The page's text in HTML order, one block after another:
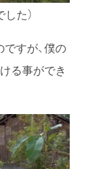
た）
すが、僕の
る事ができ